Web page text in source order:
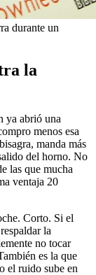
durante un
la
ya abrió una
menos esa
manda más
del horno. No
las que mucha
ventaja 20
Corto. Si el
la
no tocar
es la que
el ruido sube en